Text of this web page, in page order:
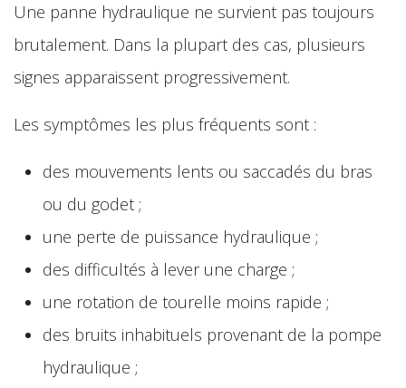
Une panne hydraulique ne survient pas toujours
brutalement. Dans la plupart des cas, plusieurs
signes apparaissent progressivement.
Les symptômes les plus fréquents sont :
des mouvements lents ou saccadés du bras
ou du godet ;
une perte de puissance hydraulique ;
des difficultés à lever une charge ;
une rotation de tourelle moins rapide ;
des bruits inhabituels provenant de la pompe
hydraulique ;